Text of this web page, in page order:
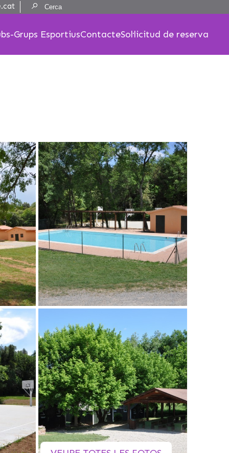
Resultats:
Grups EsportiusContacteSol·licitud de reserva